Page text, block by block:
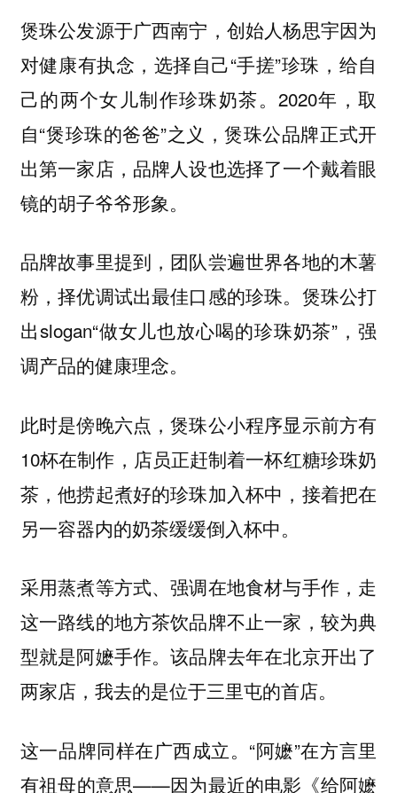
煲珠公发源于广西南宁，创始人杨思宇因为
对健康有执念，选择自己“手搓”珍珠，给自
己的两个女儿制作珍珠奶茶。2020年，取
自“煲珍珠的爸爸”之义，煲珠公品牌正式开
出第一家店，品牌人设也选择了一个戴着眼
镜的胡子爷爷形象。
品牌故事里提到，团队尝遍世界各地的木薯
粉，择优调试出最佳口感的珍珠。煲珠公打
出slogan“做女儿也放心喝的珍珠奶茶”，强
调产品的健康理念。
此时是傍晚六点，煲珠公小程序显示前方有
10杯在制作，店员正赶制着一杯红糖珍珠奶
茶，他捞起煮好的珍珠加入杯中，接着把在
另一容器内的奶茶缓缓倒入杯中。
采用蒸煮等方式、强调在地食材与手作，走
这一路线的地方茶饮品牌不止一家，较为典
型就是阿嬷手作。该品牌去年在北京开出了
两家店，我去的是位于三里屯的首店。
这一品牌同样在广西成立。“阿嬷”在方言里
有祖母的意思——因为最近的电影《给阿嬷